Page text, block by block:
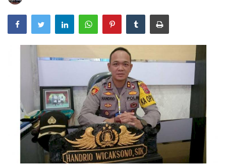
Giat Ops
Polisi Kita
Mitra Polisi
Jurnal Kamtibmas